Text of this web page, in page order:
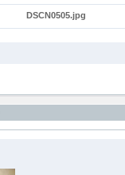
DSCN0505.jpg